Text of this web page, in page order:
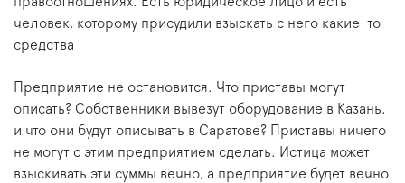
человек, которому присудили взыскать с него какие-то
средства
Предприятие не остановится. Что приставы могут
описать? Собственники вывезут оборудование в Казань,
и что они будут описывать в Саратове? Приставы ничего
не могут с этим предприятием сделать. Истица может
взыскивать эти суммы вечно, а предприятие будет вечно